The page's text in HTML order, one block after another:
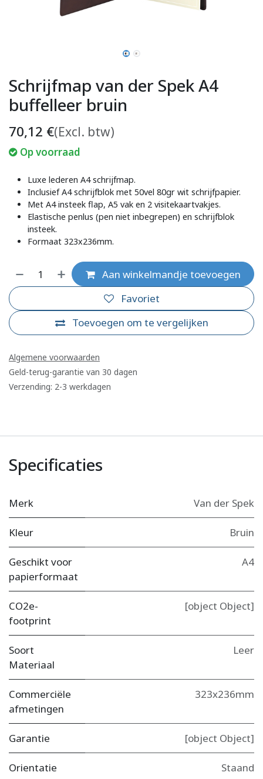
Schrijfmap van der Spek A4
buffelleer bruin
70,12 €(Excl. btw)
Op voorraad
Luxe lederen A4 schrijfmap.
Inclusief A4 schrijfblok met 50vel 80gr wit schrijfpapier.
Met A4 insteek flap, A5 vak en 2 visitekaartvakjes.
Elastische penlus (pen niet inbegrepen) en schrijfblok
insteek.
Formaat 323x236mm.
Aan winkelmandje toevoegen
Toevoegen om te vergelijken
Favoriet
Algemene voorwaarden
Geld-terug-garantie van 30 dagen
Verzending: 2-3 werkdagen
Specificaties
Merk Van der Spek
Kleur Bruin
Geschikt voor
papierformaat
A4
CO2e-
footprint
[object Object]
Soort
Materiaal
Leer
Commerciële
afmetingen
323x236mm
Garantie [object Object]
Orientatie Staand